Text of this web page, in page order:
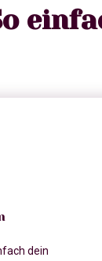
dein